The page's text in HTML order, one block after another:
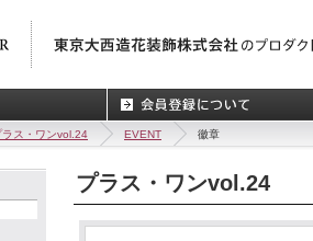
ラス・ワンvol.24 EVENT 徽章
プラス・ワンvol.24